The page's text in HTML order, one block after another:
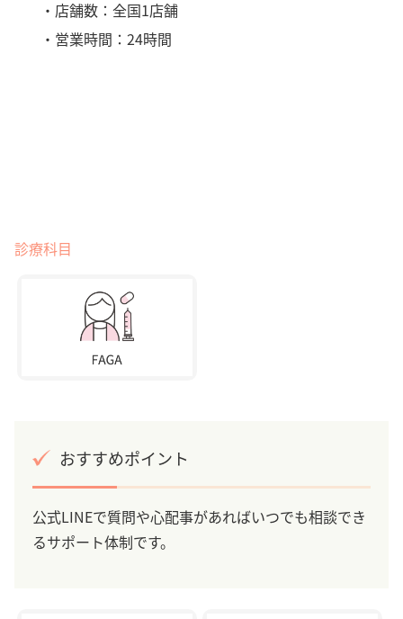
・店舗数：全国1店舗
・営業時間：24時間
診療科目
おすすめポイント
公式LINEで質問や心配事があればいつでも相談でき
るサポート体制です。